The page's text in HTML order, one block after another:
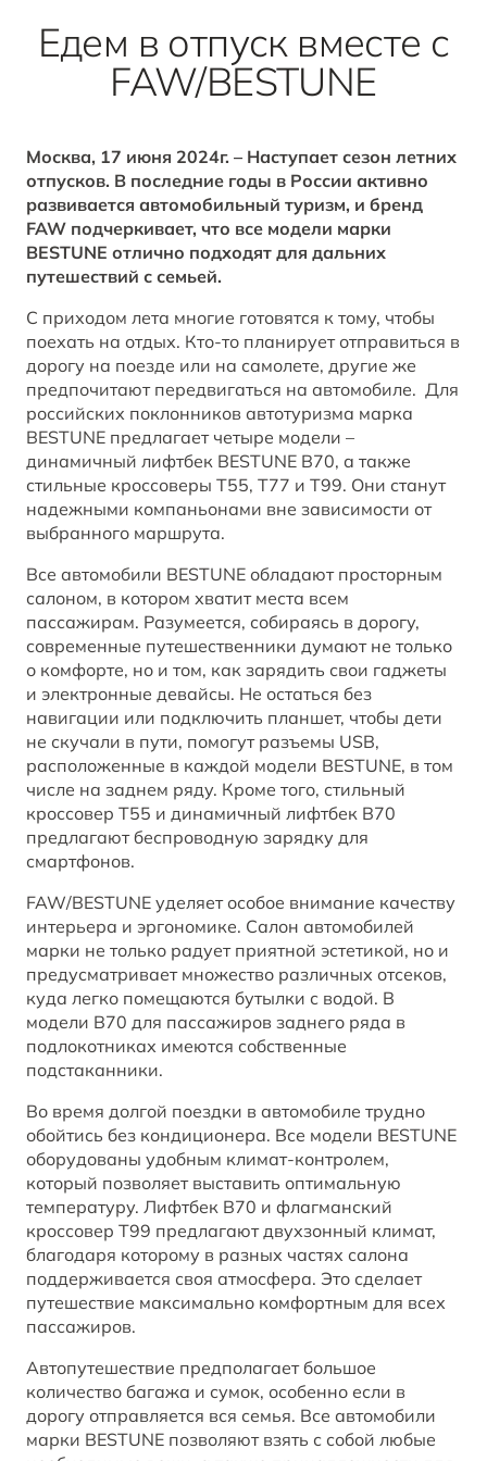
B70
ОТ 2 294 000 ₽*
T77
ОТ 1 798 000 ₽*
ПОЛУЧИТЬ ПРЕДЛОЖЕНИЕ
Акции и спецпредложения
Заказать звонок от дилера
КРЕДИТ И СТРАХОВАНИЕ
Кредитные программы
ЗАПИСАТЬСЯ НА СЕРВИС
Клиентская поддержка
Спецпредложения
BESTUNE В СОЦСЕТЯХ
СМИ о нас
Правовая информация
BESTUNE в VK
BESTUNE в OK
BESTUNE в Telegram
BESTUNE в YouTube
BESTUNE в Яндекс Дзен
Едем в отпуск вместе с
FAW/BESTUNE
Москва, 17 июня 2024г. – Наступает сезон летних
отпусков. В последние годы в России активно
развивается автомобильный туризм, и бренд
FAW подчеркивает, что все модели марки
BESTUNE отлично подходят для дальних
путешествий с семьей.
С приходом лета многие готовятся к тому, чтобы
поехать на отдых. Кто-то планирует отправиться в
дорогу на поезде или на самолете, другие же
предпочитают передвигаться на автомобиле. Для
российских поклонников автотуризма марка
BESTUNE предлагает четыре модели –
динамичный лифтбек BESTUNE B70, а также
стильные кроссоверы T55, T77 и Т99. Они станут
надежными компаньонами вне зависимости от
выбранного маршрута.
Все автомобили BESTUNE обладают просторным
салоном, в котором хватит места всем
пассажирам. Разумеется, собираясь в дорогу,
современные путешественники думают не только
о комфорте, но и том, как зарядить свои гаджеты
и электронные девайсы. Не остаться без
навигации или подключить планшет, чтобы дети
не скучали в пути, помогут разъемы USB,
расположенные в каждой модели BESTUNE, в том
числе на заднем ряду. Кроме того, стильный
кроссовер T55 и динамичный лифтбек B70
предлагают беспроводную зарядку для
смартфонов.
FAW/BESTUNE уделяет особое внимание качеству
интерьера и эргономике. Салон автомобилей
марки не только радует приятной эстетикой, но и
предусматривает множество различных отсеков,
куда легко помещаются бутылки с водой. В
модели B70 для пассажиров заднего ряда в
подлокотниках имеются собственные
подстаканники.
Во время долгой поездки в автомобиле трудно
обойтись без кондиционера. Все модели BESTUNE
оборудованы удобным климат-контролем,
который позволяет выставить оптимальную
температуру. Лифтбек B70 и флагманский
кроссовер T99 предлагают двухзонный климат,
благодаря которому в разных частях салона
поддерживается своя атмосфера. Это сделает
путешествие максимально комфортным для всех
пассажиров.
Автопутешествие предполагает большое
количество багажа и сумок, особенно если в
дорогу отправляется вся семья. Все автомобили
марки BESTUNE позволяют взять с собой любые